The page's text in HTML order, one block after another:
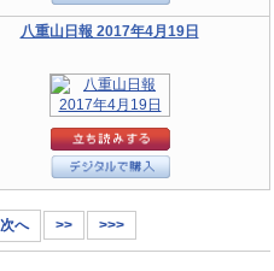
八重山日報 2017年4月19日
次へ >> >>>